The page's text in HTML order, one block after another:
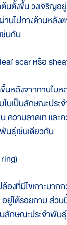
นตั้งขึ้น วงเจริญอ
นไปทางด้านหลังต
นกัน
scar หรือ
ลังจากกาบใบห
ใบเป็นลักษณะปร
ความลาดเท และ
นธุ์เช่นเดียวกัน
ที่มีไขเกาะมากก
ยู่ใต้รอยกาบ ส่ว
ลักษณะประจำพันธุ์